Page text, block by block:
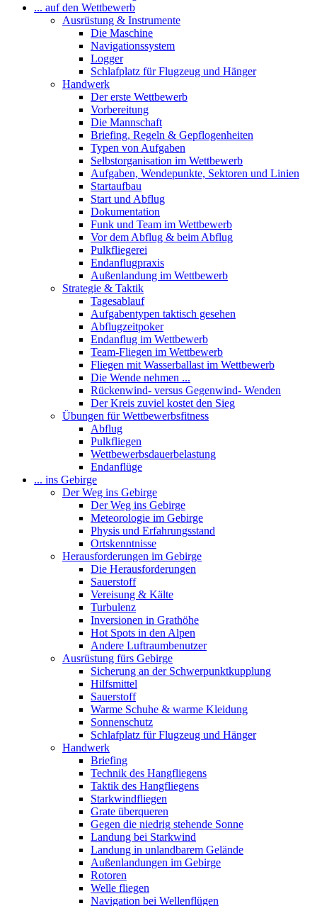
... auf den Wettbewerb
Ausrüstung & Instrumente
Die Maschine
Navigationssystem
Logger
Schlafplatz für Flugzeug und Hänger
Handwerk
Der erste Wettbewerb
Vorbereitung
Die Mannschaft
Briefing, Regeln & Gepflogenheiten
Typen von Aufgaben
Selbstorganisation im Wettbewerb
Aufgaben, Wendepunkte, Sektoren und Linien
Startaufbau
Start und Abflug
Dokumentation
Funk und Team im Wettbewerb
Vor dem Abflug & beim Abflug
Pulkfliegerei
Endanflugpraxis
Außenlandung im Wettbewerb
Strategie & Taktik
Tagesablauf
Aufgabentypen taktisch gesehen
Abflugzeitpoker
Endanflug im Wettbewerb
Team-Fliegen im Wettbewerb
Fliegen mit Wasserballast im Wettbewerb
Die Wende nehmen ...
Rückenwind- versus Gegenwind- Wenden
Der Kreis zuviel kostet den Sieg
Übungen für Wettbewerbsfitness
Abflug
Pulkfliegen
Wettbewerbsdauerbelastung
Endanflüge
... ins Gebirge
Der Weg ins Gebirge
Der Weg ins Gebirge
Meteorologie im Gebirge
Physis und Erfahrungsstand
Ortskenntnisse
Herausforderungen im Gebirge
Die Herausforderungen
Sauerstoff
Vereisung & Kälte
Turbulenz
Inversionen in Grathöhe
Hot Spots in den Alpen
Andere Luftraumbenutzer
Ausrüstung fürs Gebirge
Sicherung an der Schwerpunktkupplung
Hilfsmittel
Sauerstoff
Warme Schuhe & warme Kleidung
Sonnenschutz
Schlafplatz für Flugzeug und Hänger
Handwerk
Briefing
Technik des Hangfliegens
Taktik des Hangfliegens
Starkwindfliegen
Grate überqueren
Gegen die niedrig stehende Sonne
Landung bei Starkwind
Landung in unlandbarem Gelände
Außenlandungen im Gebirge
Rotoren
Welle fliegen
Navigation bei Wellenflügen